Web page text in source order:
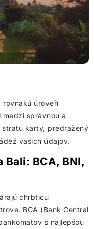
rovnakú úroveň
správnou a
stratu karty, predražený
vašich údajov.
BCA, BNI,
chrbticu
BCA (Bank Central
s najlepšou